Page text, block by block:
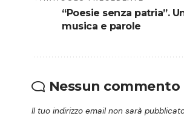
“Poesie senza patria”.
musica e parole
Nessun commento
Il tuo indirizzo email non sarà